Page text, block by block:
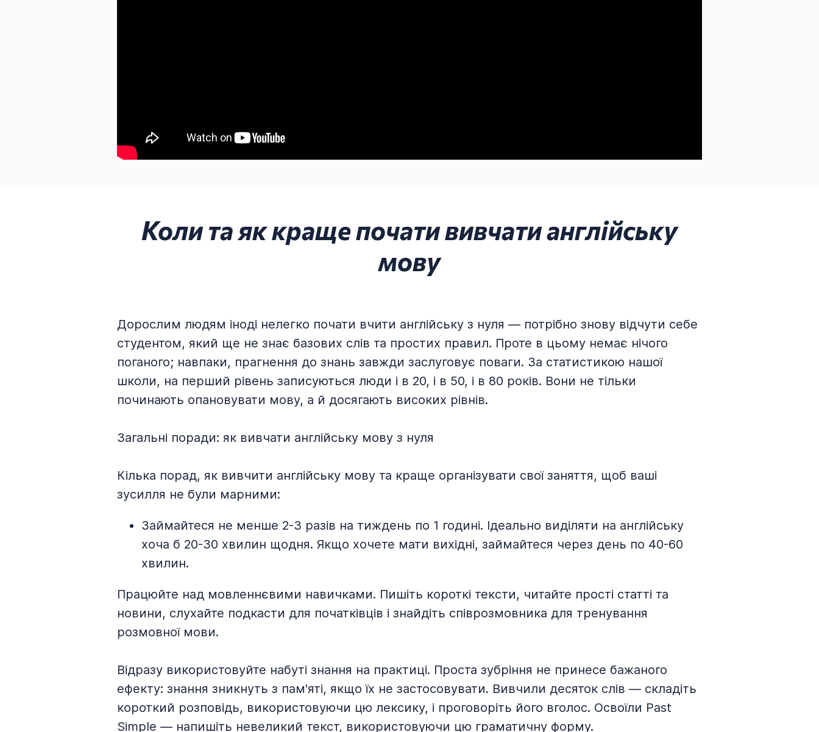
Коли та як краще почати вивчати англійську
мову
Дорослим людям іноді нелегко почати вчити англійську з нуля — потрібно знову відчути себе
студентом, який ще не знає базових слів та простих правил. Проте в цьому немає нічого
поганого; навпаки, прагнення до знань завжди заслуговує поваги. За статистикою нашої
школи, на перший рівень записуються люди і в 20, і в 50, і в 80 років. Вони не тільки
починають опановувати мову, а й досягають високих рівнів.
Загальні поради: як вивчати англійську мову з нуля
Кілька порад, як вивчити англійську мову та краще організувати свої заняття, щоб ваші
зусилля не були марними:
Займайтеся не менше 2-3 разів на тиждень по 1 годині. Ідеально виділяти на англійську
хоча б 20-30 хвилин щодня. Якщо хочете мати вихідні, займайтеся через день по 40-60
хвилин.
Працюйте над мовленнєвими навичками. Пишіть короткі тексти, читайте прості статті та
новини, слухайте подкасти для початківців і знайдіть співрозмовника для тренування
розмовної мови.
Відразу використовуйте набуті знання на практиці. Проста зубріння не принесе бажаного
ефекту: знання зникнуть з пам'яті, якщо їх не застосовувати. Вивчили десяток слів — складіть
короткий розповідь, використовуючи цю лексику, і проговоріть його вголос. Освоїли Past
Simple — напишіть невеликий текст, використовуючи цю граматичну форму.